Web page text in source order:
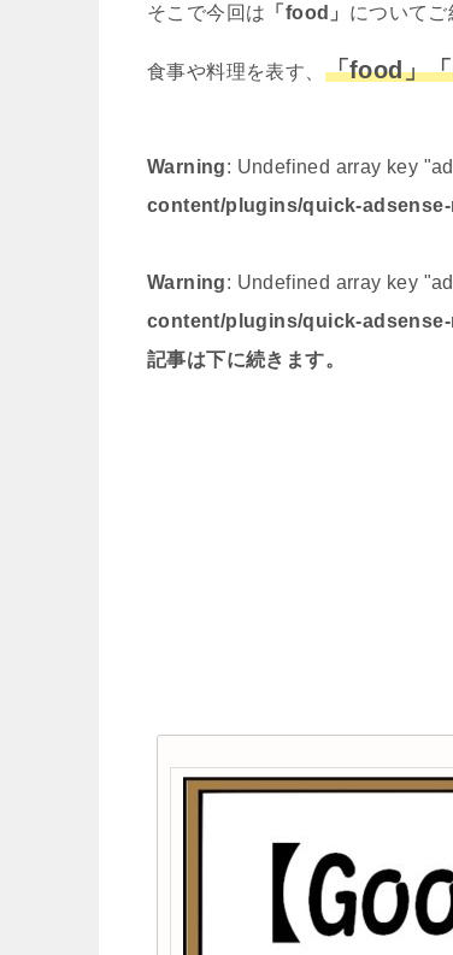
そこで今回は 「food」 についてご
食事や料理を表す、 「food」
Warning: Undefined array key
content/plugins/quick-
Warning: Undefined array key
content/plugins/quick-
記事は下に続きます。